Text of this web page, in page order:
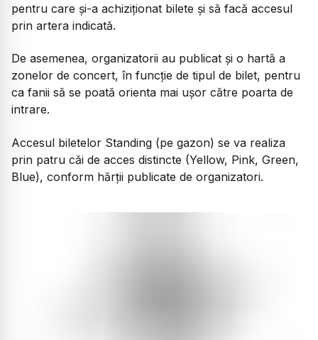
pentru care și-a achiziționat bilete și să facă accesul
prin artera indicată.
De asemenea, organizatorii au publicat și o hartă a
zonelor de concert, în funcție de tipul de bilet, pentru
ca fanii să se poată orienta mai ușor către poarta de
intrare.
Accesul biletelor Standing (pe gazon) se va realiza
prin patru căi de acces distincte (Yellow, Pink, Green,
Blue), conform hărții publicate de organizatori.